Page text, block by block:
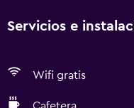
Servicios e
Wifi gratis